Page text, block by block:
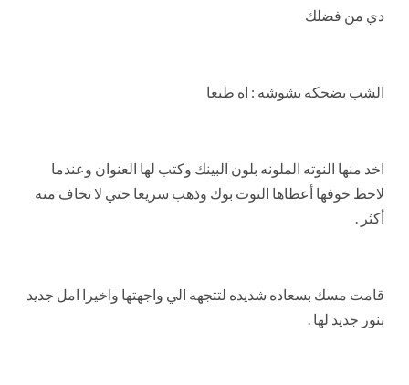
دي من فضلك
الشب بضحكه بشوشه : اه طبعا
اخد منها النوته الملونه بلون البينك وكتب لها العنوان وعندما
لاحظ خوفها أعطاها النوت بوك وذهب سريعا حتي لا تخاف منه
أكثر .
قامت مسك بسعاده شديده لتتجهه الي واجهتها واخيرا امل جديد
بنور جديد لها .